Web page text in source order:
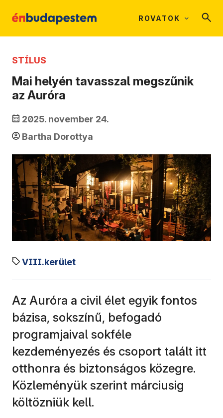
ROVATOK
STÍLUS
Mai helyén tavasszal megszűnik
az Auróra
2025. november 24.
Bartha Dorottya
VIII.kerület
Az Auróra a civil élet egyik fontos
bázisa, sokszínű, befogadó
programjaival sokféle
kezdeményezés és csoport talált itt
otthonra és biztonságos közegre.
Közleményük szerint márciusig
költözniük kell.